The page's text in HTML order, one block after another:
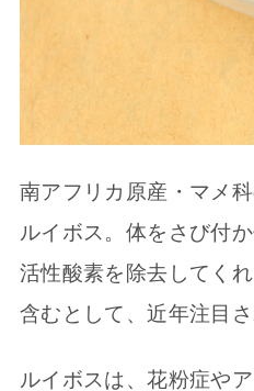
南アフリカ原産・マメ
ルイボス。体をさび付
活性酸素を除去してく
含むとして、近年注目
ルイボスは、花粉症や